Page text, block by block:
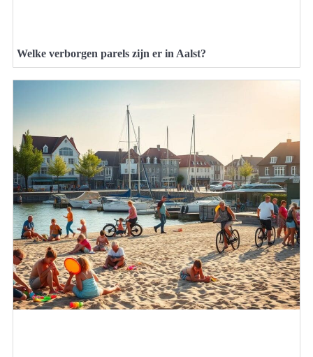
Welke verborgen parels zijn er in Aalst?